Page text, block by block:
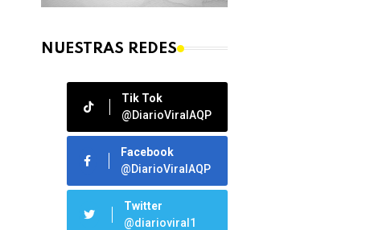
NUESTRAS REDES
Tik Tok
@DiarioViralAQP
Facebook
@DiarioViralAQP
Twitter
@diarioviral1